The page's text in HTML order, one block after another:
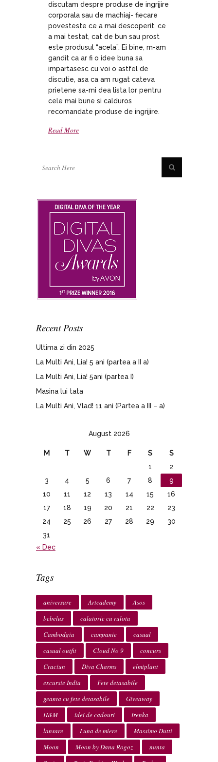
discutam despre produse de ingrijire
corporala sau de machiaj- fiecare
povesteste ce a mai descoperit, ce
a mai testat, cat de bun sau prost
este produsul “acela”. Ei bine, m-am
gandit ca ar fi o idee buna sa
impartasesc cu voi o astfel de
discutie, asa ca am rugat cateva
prietene sa-mi dea lista lor pentru
cele mai bune si calduros
recomandate produse de ingrijire.
Read More
Recent Posts
Ultima zi din 2025
La Multi Ani, Lia! 5 ani (partea a II a)
La Multi Ani, Lia! 5ani (partea I)
Masina lui tata
La Multi Ani, Vlad! 11 ani (Partea a III – a)
August 2026
M T W T F S
S
1
2
3
4 5 6 7 8
9
10
11 12 13 14 15
16
17
18 19 20 21 22
23
24
25 26 27 28 29
30
31
« Dec
Tags
aniversare Artcademy
Asos
bebelus
calatorie cu rulota
Cambodgia
campanie
casual
casual outfit
Cloud No 9
concurs
Craciun
Diva Charms
elmiplant
excursie India
Fete detasabile
geanta cu fete detasabile
Giveaway
H&M
idei de cadouri
Irenka
lansare
Luna de miere
Massimo Dutti
Moon
Moon by Dana Rogoz
nunta